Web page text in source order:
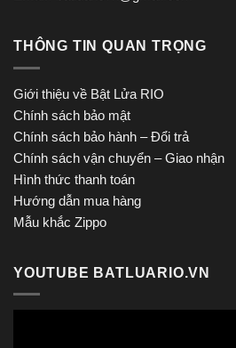
THÔNG TIN QUAN TRỌNG
Giới thiệu về Bật Lửa RIO
Chính sách bảo mật
Chính sách bảo hành – Đổi trả
Chính sách vận chuyển – Giao nhận
Hình thức thanh toán
Hướng dẫn mua hàng
Mẫu khắc Zippo
YOUTUBE BATLUARIO.VN